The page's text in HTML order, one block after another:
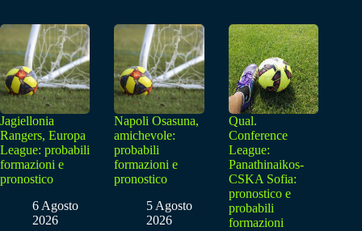
Jagiellonia
Rangers, Europa
League: probabili
formazioni e
pronostico
6 Agosto
2026
Napoli Osasuna,
amichevole:
probabili
formazioni e
pronostico
5 Agosto
2026
Qual.
Conference
League:
Panathinaikos-
CSKA Sofia:
pronostico e
probabili
formazioni